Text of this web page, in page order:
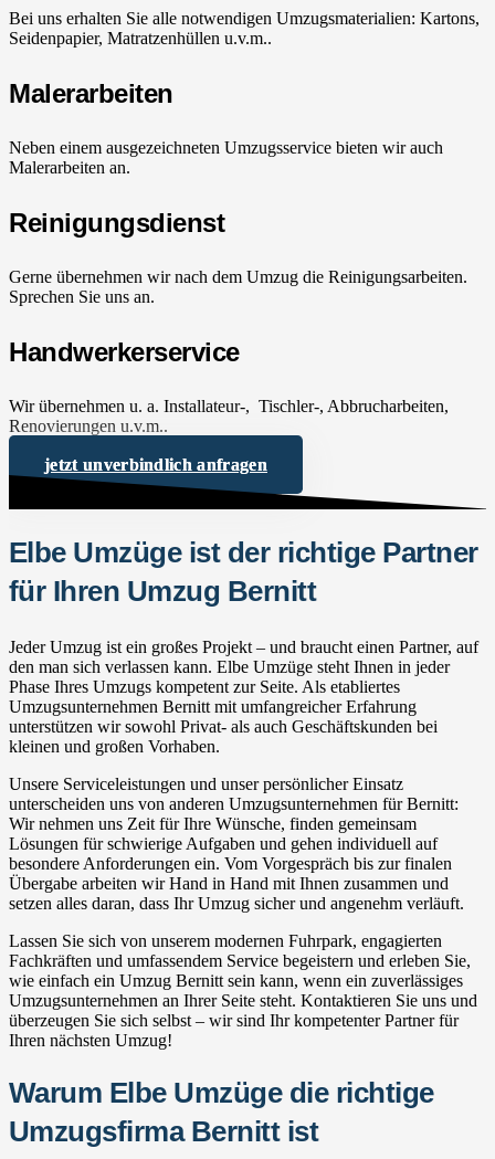
Bei uns erhalten Sie alle notwendigen Umzugsmaterialien: Kartons,
Seidenpapier, Matratzenhüllen u.v.m..
Malerarbeiten
Neben einem ausgezeichneten Umzugsservice bieten wir auch
Malerarbeiten an.
Reinigungsdienst
Gerne übernehmen wir nach dem Umzug die Reinigungsarbeiten.
Sprechen Sie uns an.
Handwerkerservice
Wir übernehmen u. a. Installateur-, Tischler-, Abbrucharbeiten,
Renovierungen u.v.m..
jetzt unverbindlich anfragen
Elbe Umzüge ist der richtige Partner
für Ihren Umzug Bernitt
Jeder Umzug ist ein großes Projekt – und braucht einen Partner, auf
den man sich verlassen kann. Elbe Umzüge steht Ihnen in jeder
Phase Ihres Umzugs kompetent zur Seite. Als etabliertes
Umzugsunternehmen Bernitt mit umfangreicher Erfahrung
unterstützen wir sowohl Privat- als auch Geschäftskunden bei
kleinen und großen Vorhaben.
Unsere Serviceleistungen und unser persönlicher Einsatz
unterscheiden uns von anderen Umzugsunternehmen für Bernitt:
Wir nehmen uns Zeit für Ihre Wünsche, finden gemeinsam
Lösungen für schwierige Aufgaben und gehen individuell auf
besondere Anforderungen ein. Vom Vorgespräch bis zur finalen
Übergabe arbeiten wir Hand in Hand mit Ihnen zusammen und
setzen alles daran, dass Ihr Umzug sicher und angenehm verläuft.
Lassen Sie sich von unserem modernen Fuhrpark, engagierten
Fachkräften und umfassendem Service begeistern und erleben Sie,
wie einfach ein Umzug Bernitt sein kann, wenn ein zuverlässiges
Umzugsunternehmen an Ihrer Seite steht. Kontaktieren Sie uns und
überzeugen Sie sich selbst – wir sind Ihr kompetenter Partner für
Ihren nächsten Umzug!
Warum Elbe Umzüge die richtige
Umzugsfirma Bernitt ist